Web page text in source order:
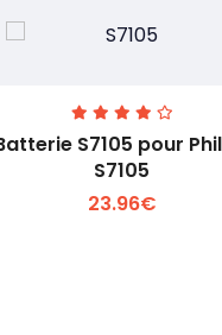
Voir plus +
S7105 pour
S7105
23.96€